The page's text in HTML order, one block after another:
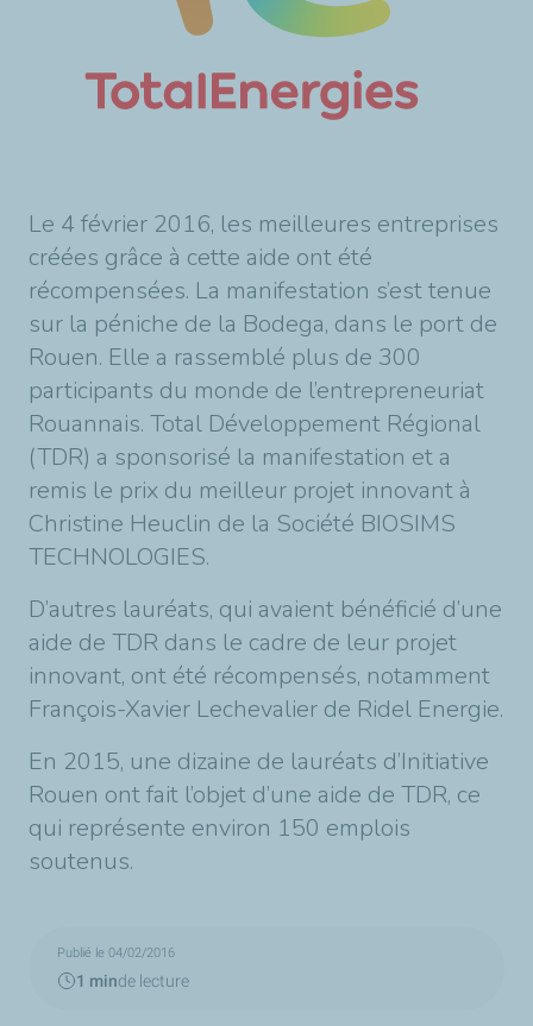
Le 4 février 2016, les meilleures entreprises
créées grâce à cette aide ont été
récompensées. La manifestation s’est tenue
sur la péniche de la Bodega, dans le port de
Rouen. Elle a rassemblé plus de 300
participants du monde de l’entrepreneuriat
Rouannais. Total Développement Régional
(TDR) a sponsorisé la manifestation et a
remis le prix du meilleur projet innovant à
Christine Heuclin de la Société BIOSIMS
TECHNOLOGIES.
D’autres lauréats, qui avaient bénéficié d’une
aide de TDR dans le cadre de leur projet
innovant, ont été récompensés, notamment
François-Xavier Lechevalier de Ridel Energie.
En 2015, une dizaine de lauréats d’Initiative
Rouen ont fait l’objet d’une aide de TDR, ce
qui représente environ 150 emplois
soutenus.
Publié le 04/02/2016
1 minde lecture